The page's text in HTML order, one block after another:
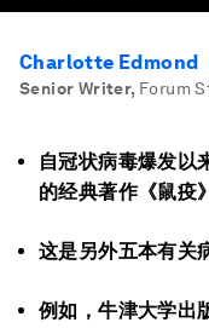
Charlotte Edmond
Senior Writer, Forum
自冠状病毒爆发以
的经典著作《鼠疫
这是另外五本有关
例如，牛津大学出